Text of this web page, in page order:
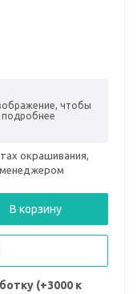
чтобы
подробнее
окрашивания,
менеджером
В корзину
(+3000 к